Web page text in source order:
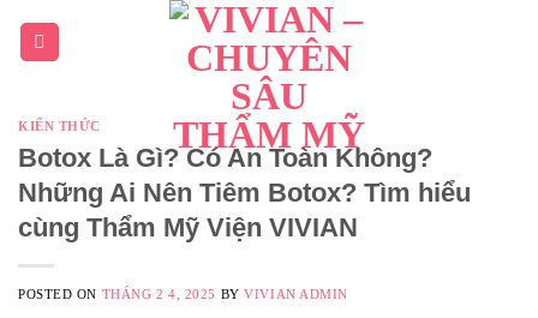
KIẾN THỨC
Botox Là Gì? Có An Toàn Không?
Những Ai Nên Tiêm Botox? Tìm hiểu
cùng Thẩm Mỹ Viện VIVIAN
POSTED ON THÁNG 2 4, 2025 BYVIVIAN ADMIN